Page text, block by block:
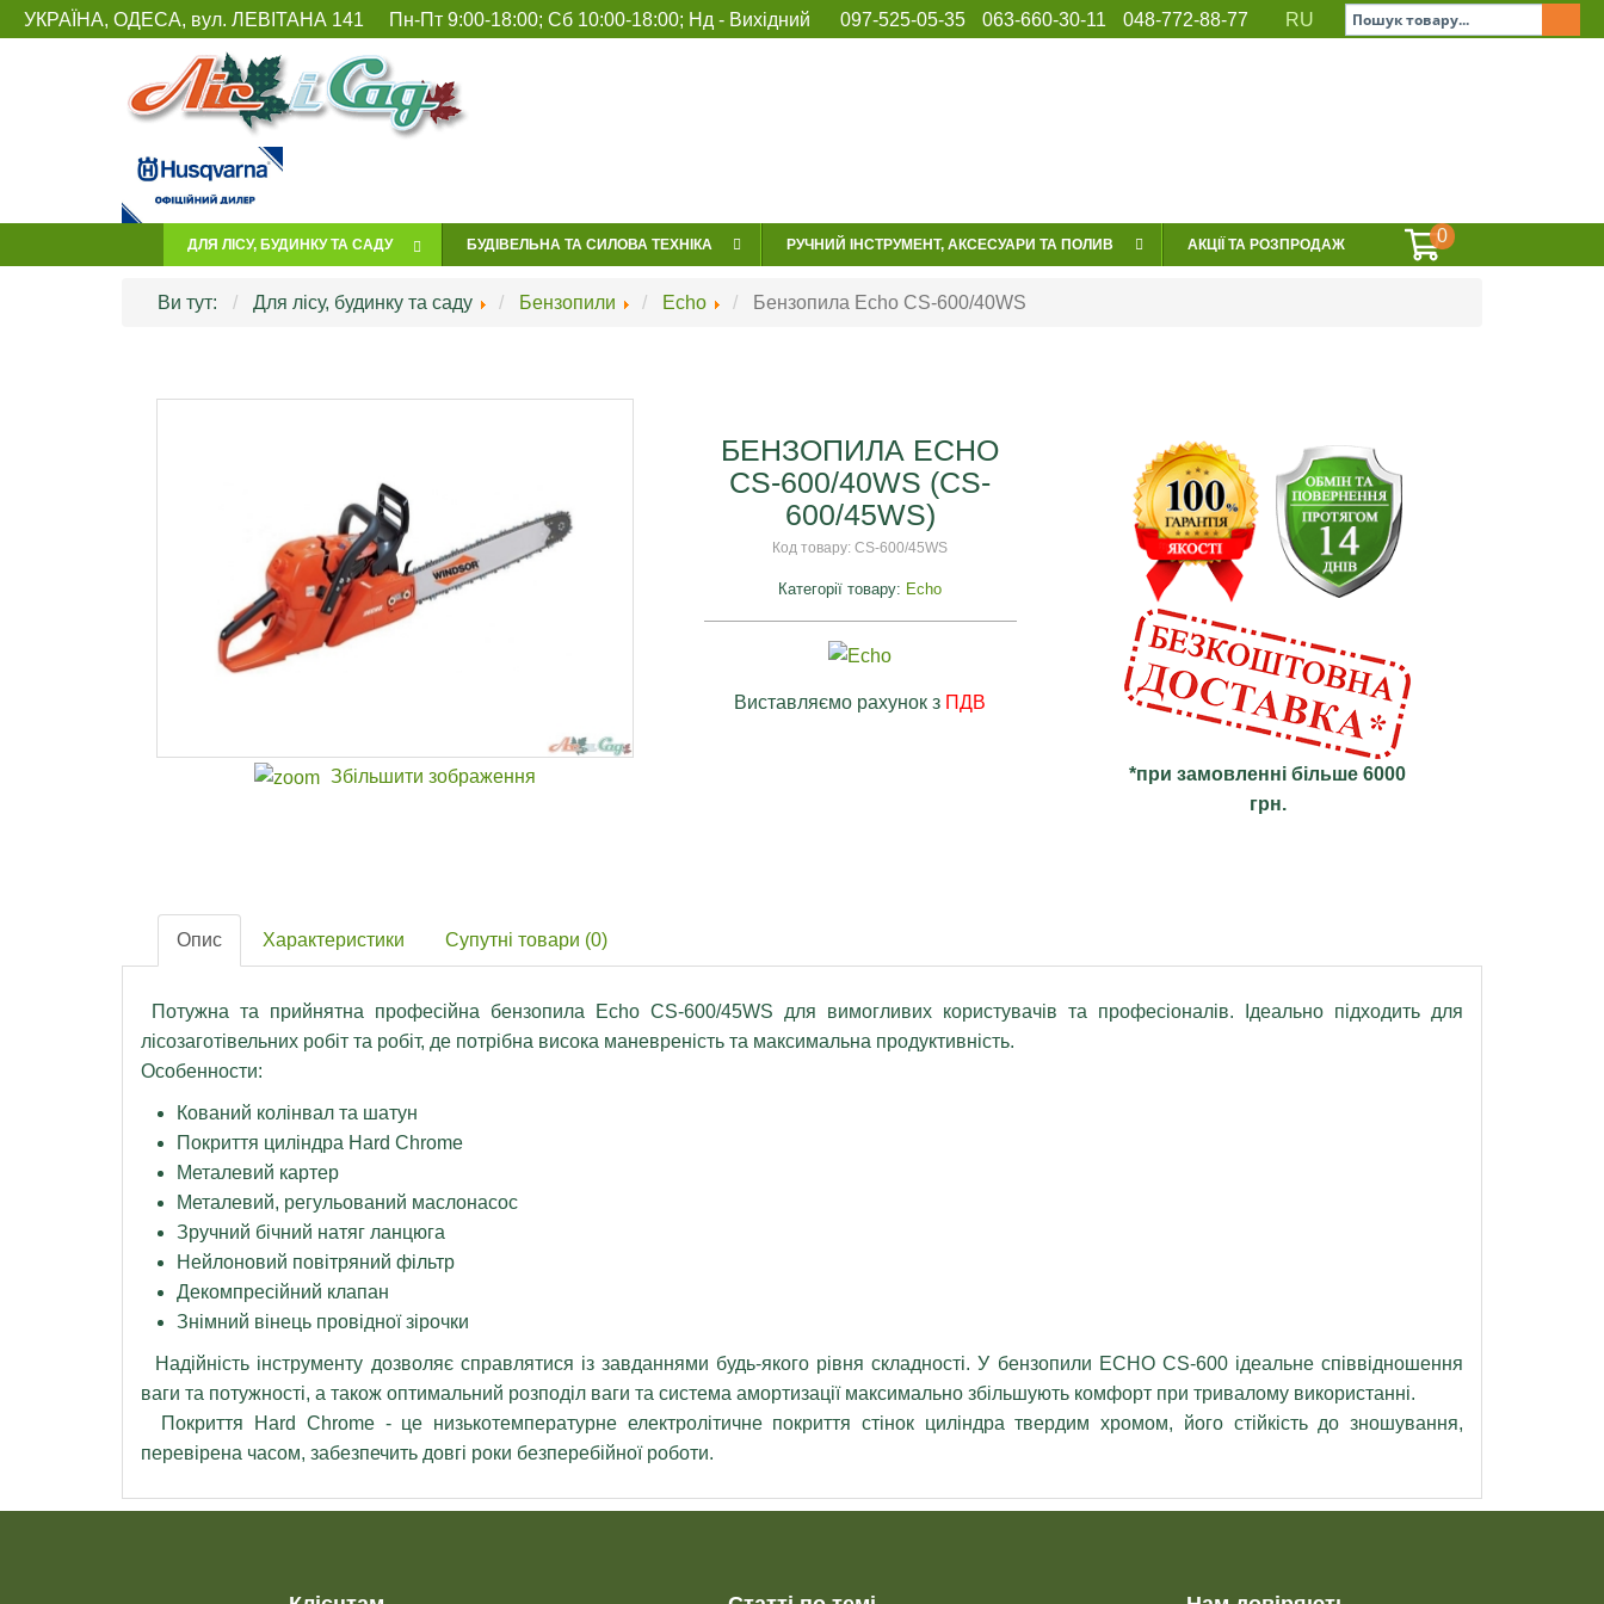
УКРАЇНА, ОДЕСА, вул. ЛЕВІТАНА 141
УКРАЇНА, ОДЕСА,
вул. ЛЕВІТАНА 141
Пн-Пт 9:00-18:00; Сб 10:00-18:00; Нд - Вихідний
Пн-Пт 9:00-18:00;
Сб 10:00-17:00;
097-525-05-35 063-660-30-11 048-772-88-77
097-525-05-35
063-660-30-11
RU
ДЛЯ ЛІСУ, БУДИНКУ ТА САДУ БУДІВЕЛЬНА ТА СИЛОВА ТЕХНІКА РУЧНИЙ ІНСТРУМЕНТ, АКСЕСУАРИ ТА ПОЛИВ АКЦІЇ ТА РОЗПРОДАЖ 0
Ви тут: Для лісу, будинку та саду Бензопили Echo Бензопила Echo CS-600/40WS
Збільшити зображення
БЕНЗОПИЛА ECHO
CS-600/40WS (CS-
600/45WS)
Код товару:CS-600/45WS
Категорії товару: Echo
Виставляємо рахунок з ПДВ
*при замовленні більше 6000
грн.
Опис Характеристики Супутні товари (0)
Потужна та прийнятна професійна бензопила Echo CS-600/45WS для вимогливих користувачів та професіоналів. Ідеально підходить для
лісозаготівельних робіт та робіт, де потрібна висока маневреність та максимальна продуктивність.
Особенности:
Кований колінвал та шатун
Покриття циліндра Hard Chrome
Металевий картер
Металевий, регульований маслонасос
Зручний бічний натяг ланцюга
Нейлоновий повітряний фільтр
Декомпресійний клапан
Знімний вінець провідної зірочки
Надійність інструменту дозволяє справлятися із завданнями будь-якого рівня складності. У бензопили ECHO CS-600 ідеальне співвідношення
ваги та потужності, а також оптимальний розподіл ваги та система амортизації максимально збільшують комфорт при тривалому використанні.
Покриття Hard Chrome - це низькотемпературне електролітичне покриття стінок циліндра твердим хромом, його стійкість до зношування,
перевірена часом, забезпечить довгі роки безперебійної роботи.